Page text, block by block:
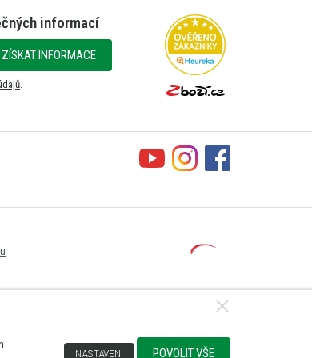
informací
ZÍSKAT INFORMACE
.
NASTAVENÍ POVOLIT VŠE